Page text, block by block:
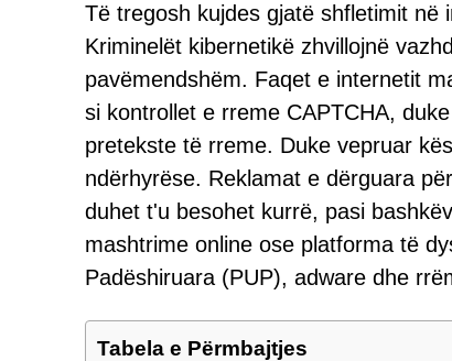
Të tregosh kujdes gjatë shfletimit në
Kriminelët kibernetikë zhvillojnë
pavëmendshëm. Faqet e internetit
si kontrollet e rreme CAPTCHA,
pretekste të rreme. Duke vepruar
ndërhyrëse. Reklamat e dërguara
duhet t'u besohet kurrë, pasi
mashtrime online ose platforma të
Padëshiruara (PUP), adware dhe
Tabela e Përmbajtjes